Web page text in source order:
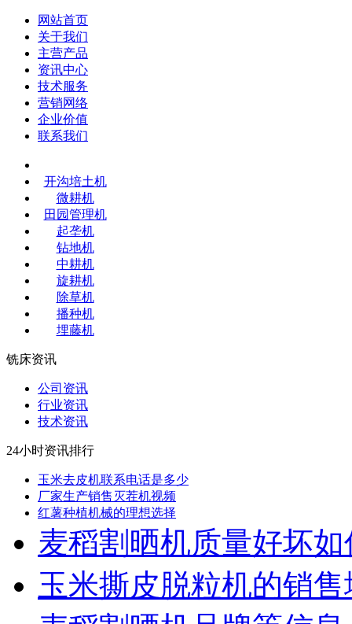
网站首页
关于我们
主营产品
资讯中心
技术服务
营销网络
企业价值
联系我们
开沟培土机
微耕机
田园管理机
起垄机
钻地机
中耕机
旋耕机
除草机
播种机
埋藤机
铣床资讯
公司资讯
行业资讯
技术资讯
24小时资讯排行
玉米去皮机联系电话是多少
厂家生产销售灭茬机视频
红薯种植机械的理想选择
麦稻割晒机质量好坏
玉米撕皮脱粒机的销